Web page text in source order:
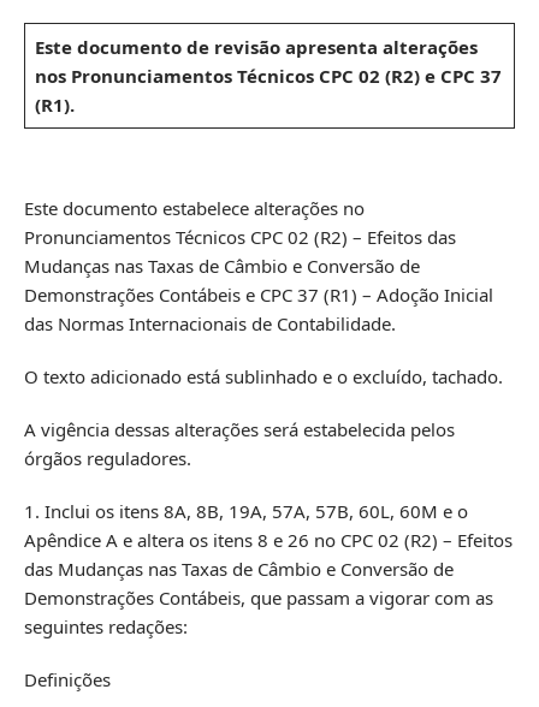
Este documento de revisão apresenta alterações
nos Pronunciamentos Técnicos CPC 02 (R2) e CPC 37
(R1).
Este documento estabelece alterações no
Pronunciamentos Técnicos CPC 02 (R2) – Efeitos das
Mudanças nas Taxas de Câmbio e Conversão de
Demonstrações Contábeis e CPC 37 (R1) – Adoção Inicial
das Normas Internacionais de Contabilidade.
O texto adicionado está sublinhado e o excluído, tachado.
A vigência dessas alterações será estabelecida pelos
órgãos reguladores.
1. Inclui os itens 8A, 8B, 19A, 57A, 57B, 60L, 60M e o
Apêndice A e altera os itens 8 e 26 no CPC 02 (R2) – Efeitos
das Mudanças nas Taxas de Câmbio e Conversão de
Demonstrações Contábeis, que passam a vigorar com as
seguintes redações:
Definições